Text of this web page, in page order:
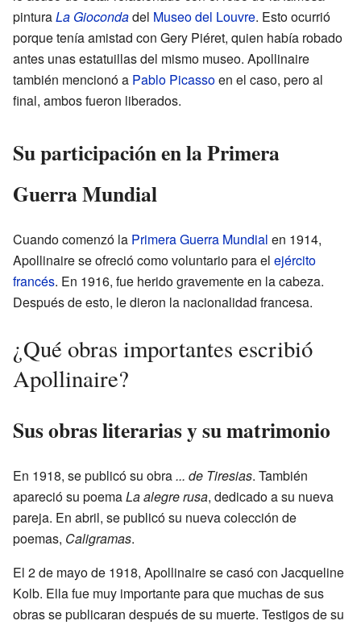
pinturaLa Giocondadel Museo del Louvre. Esto ocurrió
porque tenía amistad con Gery Piéret, quien había robado
antes unas estatuillas del mismo museo. Apollinaire
también mencionó a Pablo Picassoen el caso, pero al
final, ambos fueron liberados.
Su participación en la Primera
Guerra Mundial
Cuando comenzó la Primera Guerra Mundial en 1914,
Apollinaire se ofreció como voluntario para el ejército
francés. En 1916, fue herido gravemente en la cabeza.
Después de esto, le dieron la nacionalidad francesa.
¿Qué obras importantes escribió
Apollinaire?
Sus obras literarias y su matrimonio
En 1918, se publicó su obra... de Tiresias. También
apareció su poemaLa alegre rusa, dedicado a su nueva
pareja. En abril, se publicó su nueva colección de
poemas, Caligramas.
El 2 de mayo de 1918, Apollinaire se casó con Jacqueline
Kolb. Ella fue muy importante para que muchas de sus
obras se publicaran después de su muerte. Testigos de su